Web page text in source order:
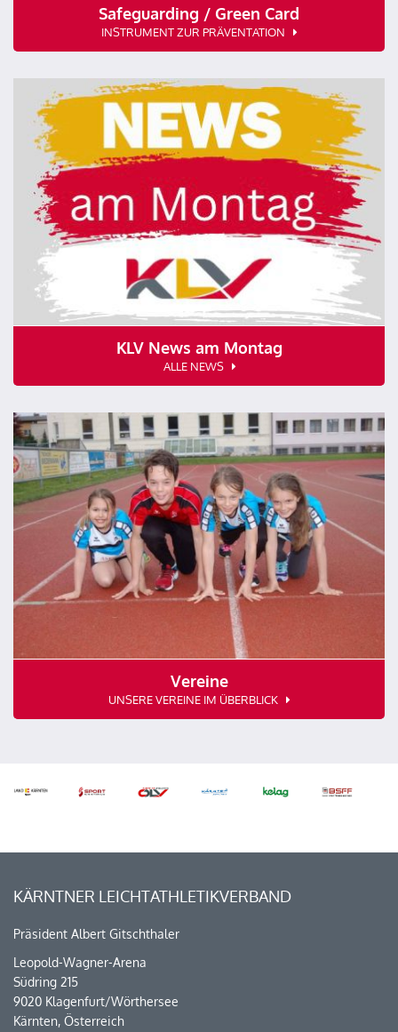
Safeguarding / Green Card
INSTRUMENT ZUR PRÄVENTATION
KLV News am Montag
ALLE NEWS
Vereine
UNSERE VEREINE IM ÜBERBLICK
KÄRNTNER LEICHTATHLETIKVERBAND
Präsident Albert Gitschthaler
Leopold-Wagner-Arena
Südring 215
9020 Klagenfurt/Wörthersee
Kärnten, Österreich